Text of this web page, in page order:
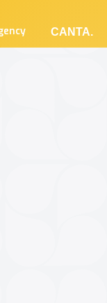
CANTA.